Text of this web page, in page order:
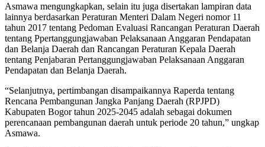
Asmawa mengungkapkan, selain itu juga disertakan lampiran data
lainnya berdasarkan Peraturan Menteri Dalam Negeri nomor 11
tahun 2017 tentang Pedoman Evaluasi Rancangan Peraturan Daerah
tentang Ppertanggungjawaban Pelaksanaan Anggaran Pendapatan
dan Belanja Daerah dan Rancangan Peraturan Kepala Daerah
tentang Penjabaran Pertanggungjawaban Pelaksanaan Anggaran
Pendapatan dan Belanja Daerah.
“Selanjutnya, pertimbangan disampaikannya Raperda tentang
Rencana Pembangunan Jangka Panjang Daerah (RPJPD)
Kabupaten Bogor tahun 2025-2045 adalah sebagai dokumen
perencanaan pembangunan daerah untuk periode 20 tahun,” ungkap
Asmawa.